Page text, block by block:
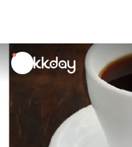
unread
notifications